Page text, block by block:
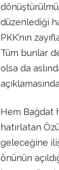
düzenlediği
PKK’nın
Tüm bunlar
olsa da
Hem Bağdat
hatırlatan
geleceğine
önünün